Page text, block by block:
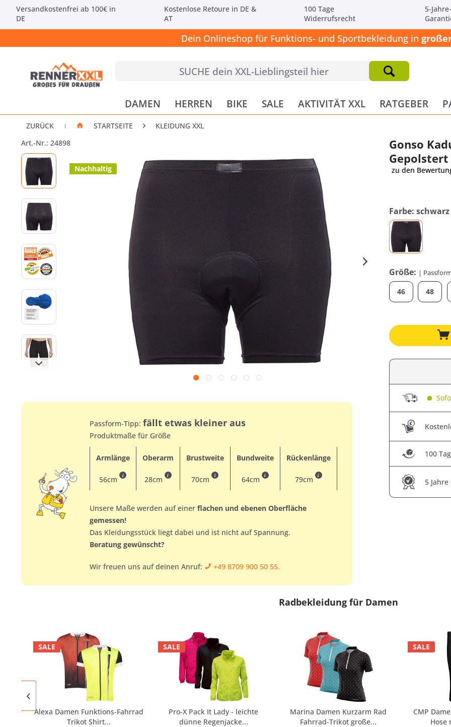
Versandkostenfrei ab 100€ in
DE
Kostenlose Retoure in DE &
AT
100 Tage
Widerrufsrecht
5-Jahre-
Dein Onlineshop für Funktions- und Sportbekleidung in
DAMEN HERREN BIKE SALE AKTIVITÄT XXL RATGEBER
ZURÜCK | STARTSEITE KLEIDUNG XXL
Nachhaltig
Passform-Tipp: fällt etwas kleiner aus
Produktmaße für Größe
Armlänge Oberarm Brustweite Bundweite Rückenlänge
56cm i 28cm i 70cm i 64cm i 79cm i
Unsere Maße werden auf einer flachen und ebenen Oberfläche
gemessen!
Das Kleidungsstück liegt dabei und ist nicht auf Spannung.
Beratung gewünscht?
Wir freuen uns auf deinen Anruf: +49 8709 900 50 55.
Gonso
Gepolstert
Art.-Nr.: 24898
zu den
Farbe: schwarz
Größe: |
46 48
100
5
Radbekleidung für Damen
SALE
Alexa Damen Funktions-Fahrrad
Trikot Shirt...
SALE
Pro-X Pack It Lady - leichte
dünne Regenjacke...
Marina Damen Kurzarm Rad
Fahrrad-Trikot große...
SALE
CMP
Hose